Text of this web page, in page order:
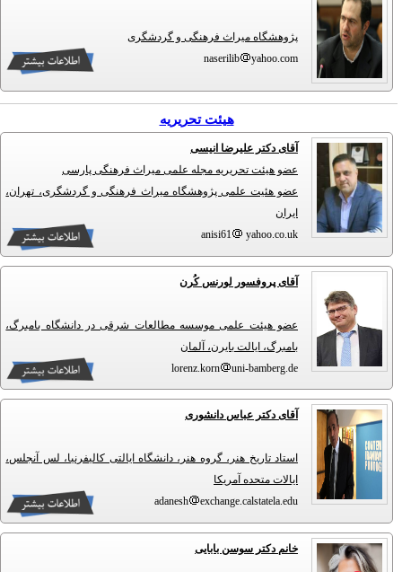
پژوهشگاه میراث فرهنگی و گردشگری
naserilib
yahoo.com
هیئت تحریریه
آقای دکتر علیرضا انیسی
عضو هیئت تحریریه مجله علمی میراث فرهنگی پارسی
عضو هئیت علمی پژوهشگاه میراث فرهنگی و گردشگری، تهران،
ایران
anisi61
yahoo.co.uk
آقای پروفسور لورنس کُرن
عضو هیئت علمی موسسه مطالعات شرقی در دانشگاه بامبرگ،
بامبرگ، ایالت بایرن، آلمان
lorenz.korn
uni-bamberg.de
آقای دکتر عباس دانشوری
استاد تاریخ هنر، گروه هنر، دانشگاه ایالتی کالیفرنیا، لس آنجلس،
ایالات متحده آمریکا
adanesh
exchange.calstatela.edu
خانم دکتر سوسن بابایی